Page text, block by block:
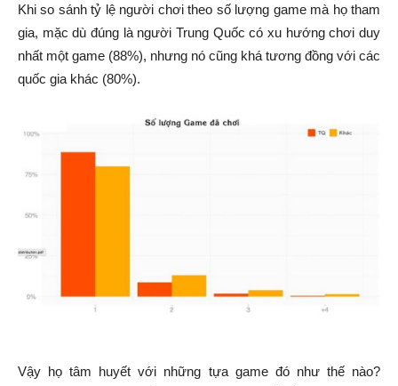
Khi so sánh tỷ lệ người chơi theo số lượng game mà họ tham
gia, mặc dù đúng là người Trung Quốc có xu hướng chơi duy
nhất một game (88%), nhưng nó cũng khá tương đồng với các
quốc gia khác (80%).
Vậy họ tâm huyết với những tựa game đó như thế nào?